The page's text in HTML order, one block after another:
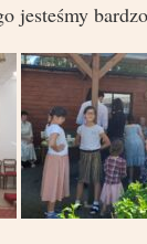
jesteśmy